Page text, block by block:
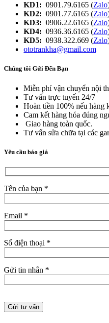
KD1: 0901.79.6165 (Zalo
KD2: 0901.77.6165 (Zalo
KD3: 0906.22.6165 (Zalo
KD4: 0936.36.6165 (Zalo
KD5: 0938.322.669 (Zalo
ototrankha@gmail.com
Chúng tôi Gửi Đến Bạn
Miễn phí vận chuyển nội
Tư vấn trực tuyến 24/7
Hoàn tiền 100% nếu hàng
Cam kết hàng hóa đúng
Giao hàng toàn quốc.
Tư vấn sửa chữa tại các
Yêu cầu báo giá
Tên của bạn *
Email *
Số điện thoại *
Gửi tin nhắn *